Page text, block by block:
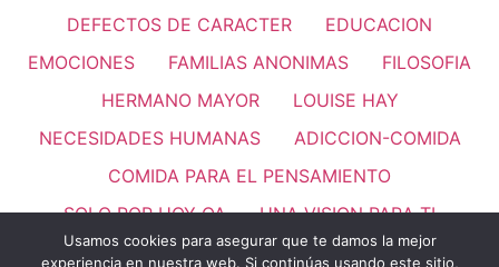
DEFECTOS DE CARACTER
EDUCACION
EMOCIONES
FAMILIAS ANONIMAS
FILOSOFIA
HERMANO MAYOR
LOUISE HAY
NECESIDADES HUMANAS
ADICCION-COMIDA
COMIDA PARA EL PENSAMIENTO
SOLO POR HOY OA
UNA VISION PARA TI
PASO 11
REFLEXIONES VALORES HUMANOS
Usamos cookies para asegurar que te damos la mejor
experiencia en nuestra web. Si continúas usando este sitio,